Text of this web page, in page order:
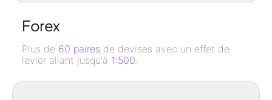
Forex
Plus de 60 paires de devises avec un effet de
levier allant jusqu'à 1:500.